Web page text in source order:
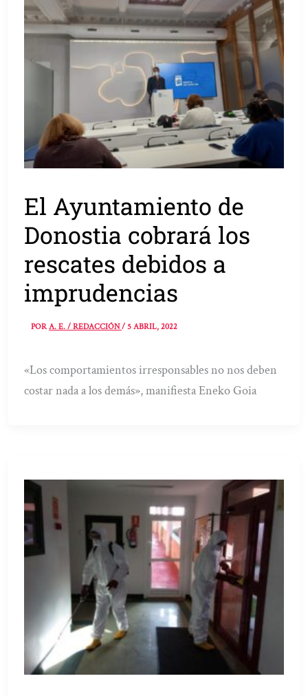
El Ayuntamiento de
Donostia cobrará los
rescates debidos a
imprudencias
PORA. E. / REDACCIÓN/5 ABRIL, 2022
«Los comportamientos irresponsables no nos deben
costar nada a los demás», manifiesta Eneko Goia